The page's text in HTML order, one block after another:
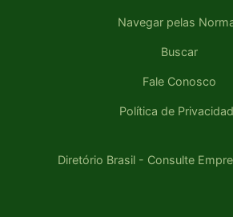
Navegar pelas
Buscar
Fale Conosco
Política de
Diretório Brasil - Consulte